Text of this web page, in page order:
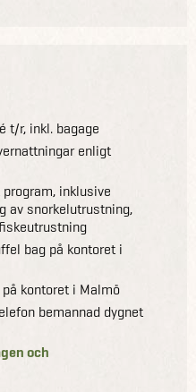
t/r, inkl. bagage
enligt
inklusive
av snorkelutrustning,
bag på kontoret i
kontoret i Malmö
bemannad dygnet
och